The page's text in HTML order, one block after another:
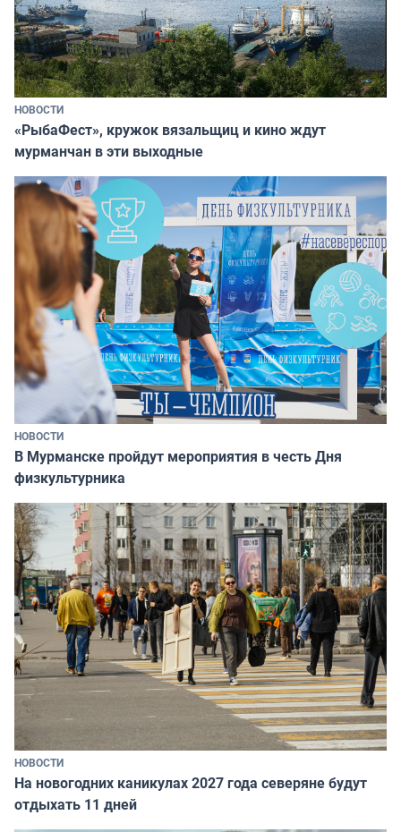
НОВОСТИ
«РыбаФест», кружок вязальщиц и кино ждут
мурманчан в эти выходные
НОВОСТИ
В Мурманске пройдут мероприятия в честь Дня
физкультурника
НОВОСТИ
На новогодних каникулах 2027 года северяне будут
отдыхать 11 дней